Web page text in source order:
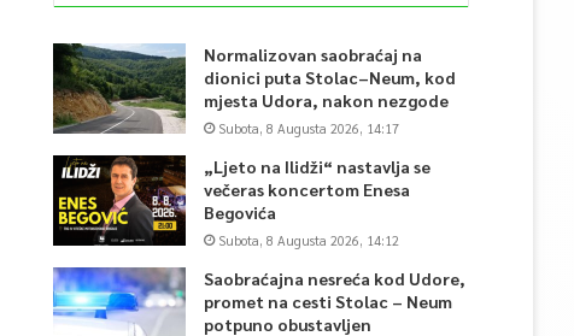
Normalizovan saobraćaj na
dionici puta Stolac–Neum, kod
mjesta Udora, nakon nezgode
Subota, 8 Augusta 2026, 14:17
„Ljeto na Ilidži“ nastavlja se
večeras koncertom Enesa
Begovića
Subota, 8 Augusta 2026, 14:12
Saobraćajna nesreća kod Udore,
promet na cesti Stolac – Neum
potpuno obustavljen